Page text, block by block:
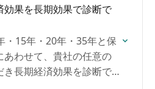
「待機電気消費量」は
です。それが要因のケ
効果を⾧期効果で診断で
・15年・20年・35年と保
わせて、貴社の任意の
⾧期経済効果を診断で